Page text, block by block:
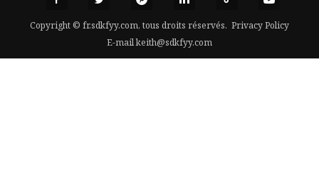
Copyright © fr.sdkfyy.com, tous droits réservés. Privacy Policy
E-mailkeith@sdkfyy.com